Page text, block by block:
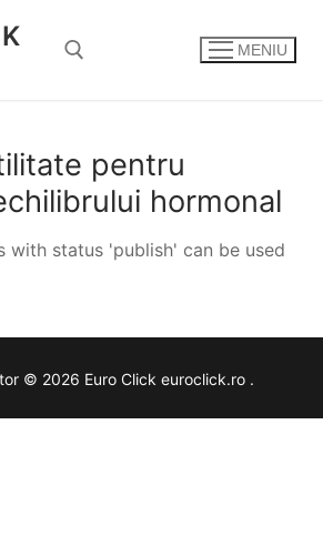
MENIU
pentru
hormonal
with status 'publish' can be used
© 2026 Euro Click euroclick.ro .